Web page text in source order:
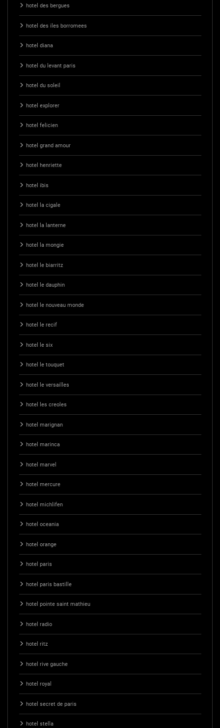
hotel des bergues
hotel des iles borromees
hotel diana
hotel du levant paris
hotel du soleil
hotel explorer
hotel felicien
hotel grand amour
hotel henriette
hotel ibis
hotel la cigale
hotel la lanterne
hotel la mongie
hotel le biarritz
hotel le dauphin
hotel le nouveau monde
hotel le recif
hotel le six
hotel le touquet
hotel le versailles
hotel les creoles
hotel marignan
hotel marinca
hotel marvel
hotel mercure
hotel michlifen
hotel oceania
hotel orange
hotel paris
hotel paris bastille
hotel pointe saint mathieu
hotel radio
hotel ritz
hotel rive gauche
hotel royal
hotel secret de paris
hotel stella